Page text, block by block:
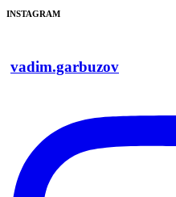
INSTAGRAM
vadim.garbuzov